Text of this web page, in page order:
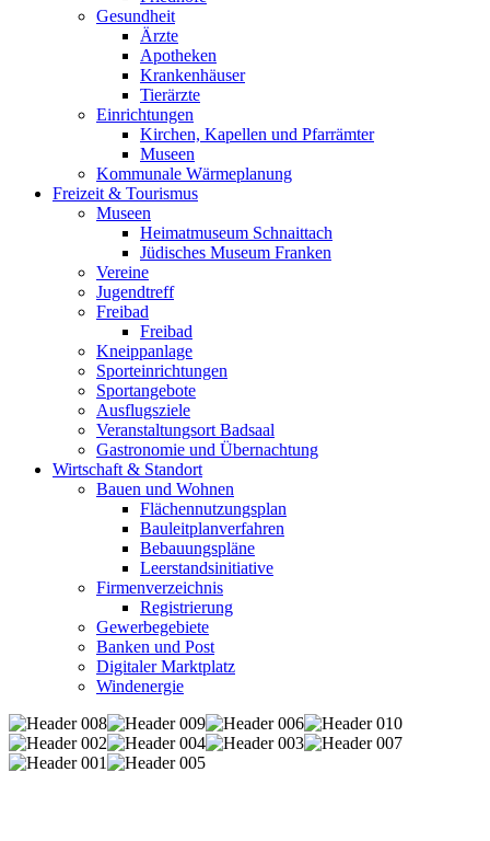
Gesundheit
Ärzte
Apotheken
Krankenhäuser
Tierärzte
Einrichtungen
Kirchen, Kapellen und Pfarrämter
Museen
Kommunale Wärmeplanung
Freizeit & Tourismus
Museen
Heimatmuseum Schnaittach
Jüdisches Museum Franken
Vereine
Jugendtreff
Freibad
Freibad
Kneippanlage
Sporteinrichtungen
Sportangebote
Ausflugsziele
Veranstaltungsort Badsaal
Gastronomie und Übernachtung
Wirtschaft & Standort
Bauen und Wohnen
Flächennutzungsplan
Bauleitplanverfahren
Bebauungspläne
Leerstandsinitiative
Firmenverzeichnis
Registrierung
Gewerbegebiete
Banken und Post
Digitaler Marktplatz
Windenergie